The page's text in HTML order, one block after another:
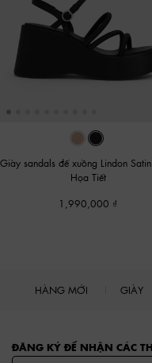
Giày sandals đế xuồng Lindon Satin
Họa Tiết
1,990,000
HÀNG MỚI GIÀY
ĐĂNG KÝ ĐỂ NHẬN CÁC